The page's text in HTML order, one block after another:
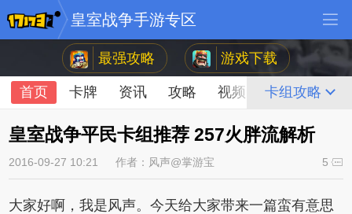
皇室战争手游专区
最强攻略 游戏下载
首页 卡牌 资讯 攻略 视频 论坛
卡组攻略
皇室战争平民卡组推荐 257火胖流解析
2016-09-27 10:21 作者：风声@掌游宝 5
大家好啊，我是风声。今天给大家带来一篇蛮有意思